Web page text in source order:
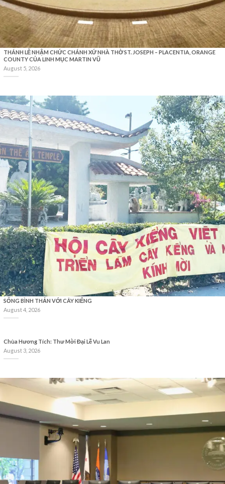
THÁNH LỄ NHẬM CHỨC CHÁNH XỨ NHÀ THỜ ST. JOSEPH – PLACENTIA, ORANGE
COUNTY CỦA LINH MỤC MARTIN VŨ
August 5, 2026
SỐNG BÌNH THẢN VỚI CÂY KIỂNG
August 4, 2026
Chùa Hương Tích: Thư Mời Đại Lễ Vu Lan
August 3, 2026